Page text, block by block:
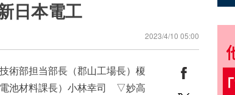
日本電工
2023/4/10 05:00
部担当部長（郡山工場長）榎
池材料課長）小林幸司 ▽妙高